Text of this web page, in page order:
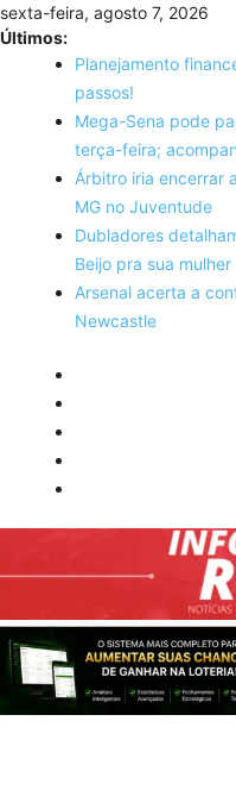
Skip
to
content
sexta-feira, agosto 7, 2026
Últimos:
Planejamento
passos!
Mega-Sena pode
terça-feira;
Árbitro iria encerrar
MG no Juventude
Dubladores
Beijo pra sua mulher
Arsenal acerta a
Newcastle